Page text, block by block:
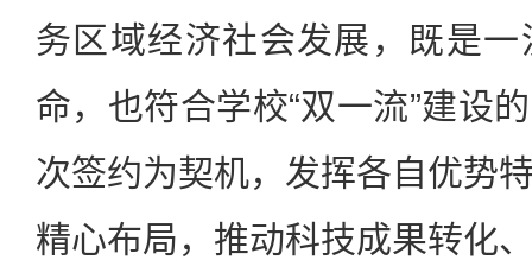
务区域经济社会发展，既是
命，也符合学校“双一流”建设
次签约为契机，发挥各自优势
精心布局，推动科技成果转化